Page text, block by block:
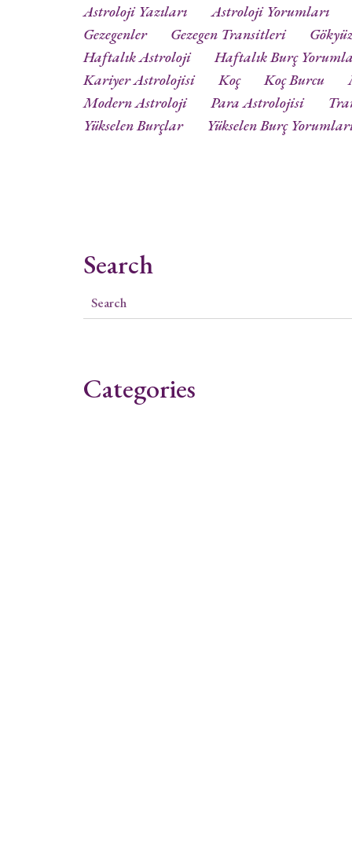
Astroloji Yazıları
Astroloji Yorumları
Gezegenler
Gezegen Transitleri
Haftalık Astroloji
Haftalık Burç
Kariyer Astrolojisi
Koç Koç Burcu
Modern Astroloji
Para Astrolojisi
Yükselen Burçlar
Yükselen Burç
Search
Categories